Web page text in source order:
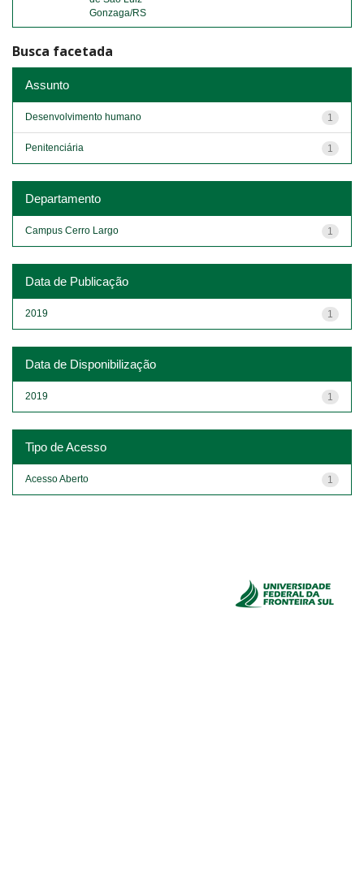
Gonzaga/RS
Busca facetada
Assunto
1
Desenvolvimento humano
1
Penitenciária
Departamento
1
Campus Cerro Largo
Data de Publicação
1
2019
Data de Disponibilização
1
2019
Tipo de Acesso
1
Acesso Aberto